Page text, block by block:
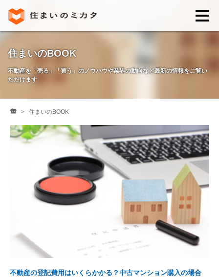
住まいのミカタとは
講座・セミナー
お客様の声
住まいのBOOK
0120-146-460
営業時間：10:00〜19:00(土日祝も営業中) 定休日：水
電話する
住まいのBOOK
不動産を「売る」「買う」のノウハウや業界の動向など最新の情報をご覧い
ただけます
住まいのBOOK
不動産の登記費用はいくらかかる？中古マンション購入の場合